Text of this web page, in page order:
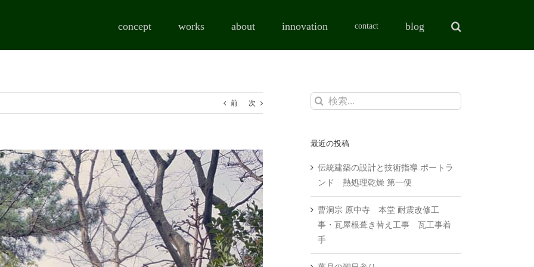
concept works about innovation contact blog
前 次
検
最近の投稿
伝統建築の設計と技術指導 ポートラ
ンド 熱処理乾燥 第一便
曹洞宗 原中寺 本堂 耐震改修工
事・瓦屋根葺き替え工事 瓦工事着
手